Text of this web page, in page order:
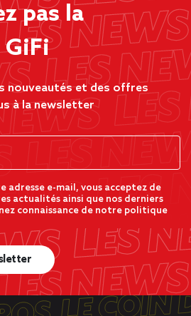
pas la
nouveautés et des offres
à la newsletter
adresse e-mail, vous acceptez de
actualités ainsi que nos derniers
connaissance de notre politique